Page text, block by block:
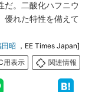
だ。二酸化ハフニウ
優れた特性を備えて
田昭 ，EE Times Japan]
用表示
関連情報